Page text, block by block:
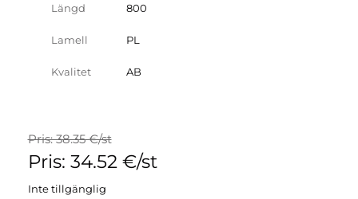
Längd 800
Lamell PL
Kvalitet AB
Pris: 38.35 €/st
Pris: 34.52 €/st
Inte tillgänglig